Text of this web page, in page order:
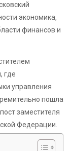
экономика,
финансов и
где
управления
пошла
заместителя
Федерации.